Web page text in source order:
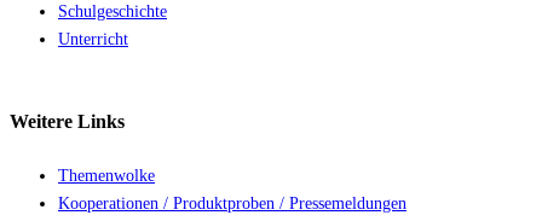
Schulgeschichte
Unterricht
Weitere Links
Themenwolke
Kooperationen / Produktproben / Pressemeldungen